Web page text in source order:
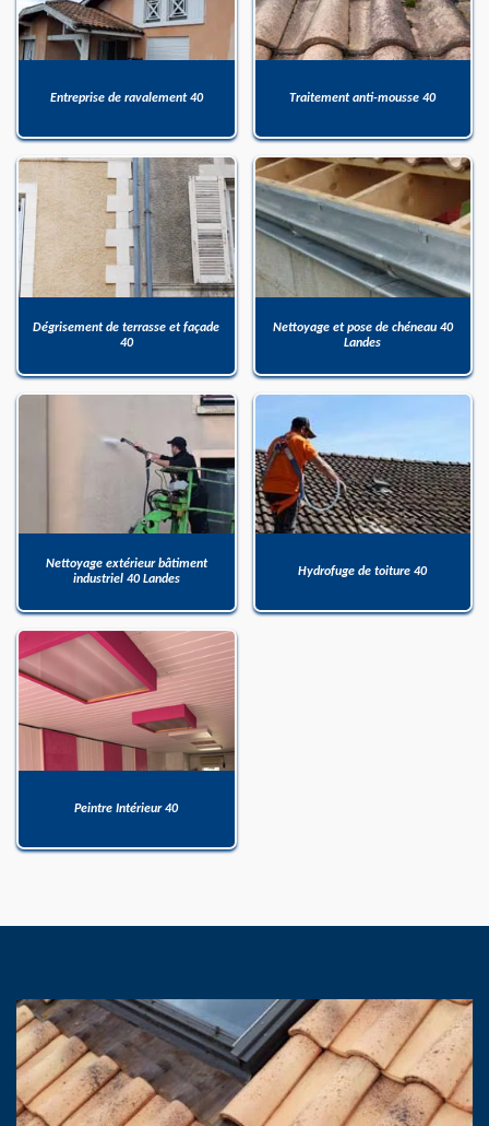
Entreprise de ravalement 40 Traitement anti-mousse 40
Dégrisement de terrasse et façade
40
Nettoyage et pose de chéneau 40
Landes
Nettoyage extérieur bâtiment
industriel 40 Landes
Hydrofuge de toiture 40
Peintre Intérieur 40